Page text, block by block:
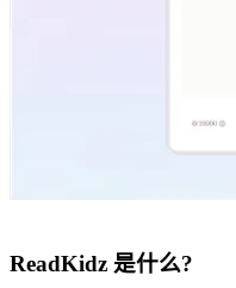
ReadKidz 是什么?